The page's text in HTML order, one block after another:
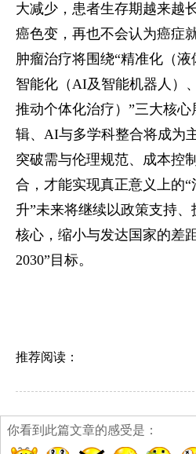
大减少，患者生存期越来越
癌色变，再也不会认为癌症
肿瘤治疗将围绕“精准化（液
智能化（AI及智能机器人）
推动个体化治疗）”三大核
辑、AI与多学科整合将成为
突破需与伦理规范、成本控
合，才能实现真正意义上的“
升”未来将继续以政策支持
核心，缩小与发达国家的差
2030”目标。
推荐阅读：
你看到此篇文章的感受是：